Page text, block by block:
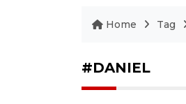
Home Tag
#DANIEL